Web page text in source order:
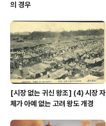
의 경우
[시장 없는 귀신 왕조] (4) 시장 자
체가 아예 없는 고려 왕도 개경